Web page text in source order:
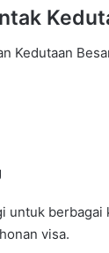
Kedutaan
untuk
visa.